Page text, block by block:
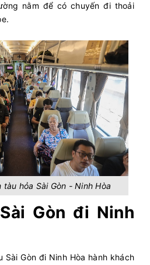
nằm để có chuyến đi thoải
hỏa Sài Gòn - Ninh Hòa
Gòn đi Ninh
Sài Gòn đi Ninh Hòa hành khách